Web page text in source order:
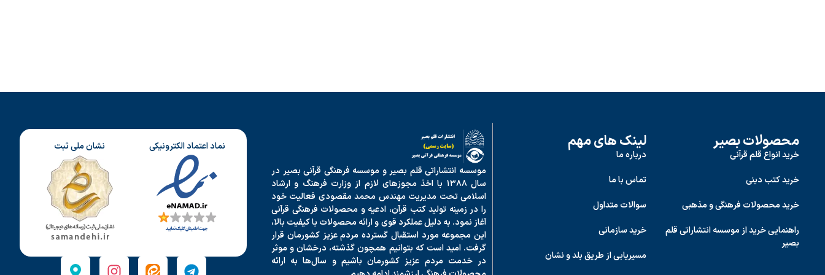
محصولات بصیر
خرید انواع قلم قرآنی
خرید کتب دینی
خرید محصولات فرهنگی و مذهبی
راهنمایی خرید از موسسه انتشاراتی قلم
بصیر
لینک های مهم
درباره ما
تماس با ما
سوالات متداول
خرید سازمانی
مسیریابی از طریق بلد و نشان
موسسه انتشاراتی قلم بصیر و موسسه فرهنگی قرآنی بصیر در
سال ۱۳۸۸ با اخذ مجوزهای لازم از وزارت فرهنگ و ارشاد
اسلامی تحت مدیریت مهندس محمد مقصودی فعالیت خود
را در زمینه تولید کتب قرآن، ادعیه و محصولات فرهنگی قرآنی
آغاز نمود. به دلیل عملکرد قوی و ارائه محصولات با کیفیت بالا،
این مجموعه مورد استقبال گسترده مردم عزیز کشورمان قرار
گرفت. امید است که بتوانیم همچون گذشته، درخشان و موثر
در خدمت مردم عزیز کشورمان باشیم و سال‌ها به ارائه
نماد اعتماد الکترونیکی نشان ملی ثبت